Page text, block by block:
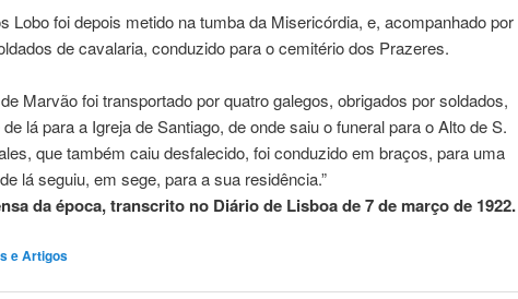
Lobo foi depois metido na tumba da Misericórdia, e, acompanhado por
de cavalaria, conduzido para o cemitério dos Prazeres.
Marvão foi transportado por quatro galegos, obrigados por soldados,
lá para a Igreja de Santiago, de onde saiu o funeral para o Alto de S.
que também caiu desfalecido, foi conduzido em braços, para uma
lá seguiu, em sege, para a sua residência.”
da época, transcrito no Diário de Lisboa de 7 de março de 1922.
e Artigos